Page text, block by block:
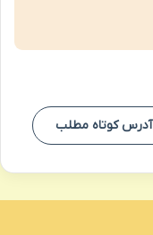
آدرس کوتاه مطلب